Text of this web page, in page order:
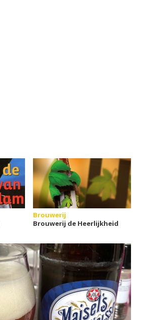
Brouwerij
Brouwerij de Heerlijkheid